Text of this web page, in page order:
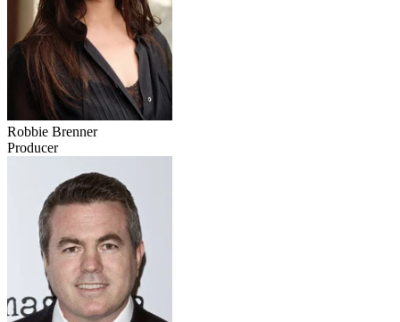
Robbie Brenner
Producer